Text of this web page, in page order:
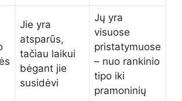
Jie yra
atsparūs,
tačiau laikui
bėgant jie
susidėvi
Jų yra
visuose
pristatymuose
– nuo rankinio
tipo iki
pramoninių